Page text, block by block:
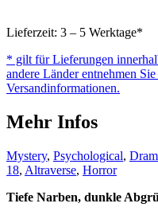
Lieferzeit: 3 – 5 Werktage*
* gilt für Lieferungen
andere Länder entnehmen
Versandinformationen.
Mehr Infos
Mystery, Psychological,
18, Altraverse, Horror
Tiefe Narben, dunkle